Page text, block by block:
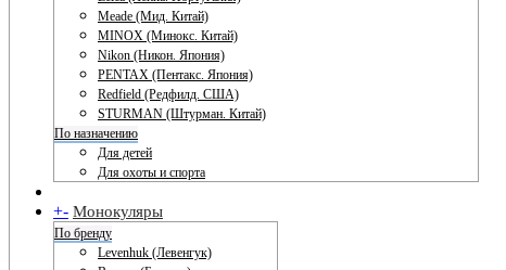
Meade (Мид. Китай)
MINOX (Минокс. Китай)
Nikon (Никон. Япония)
PENTAX (Пентакс. Япония)
Redfield (Редфилд. США)
STURMAN (Штурман. Китай)
По назначению
Для детей
Для охоты и спорта
+- Монокуляры
По бренду
Levenhuk (Левенгук)